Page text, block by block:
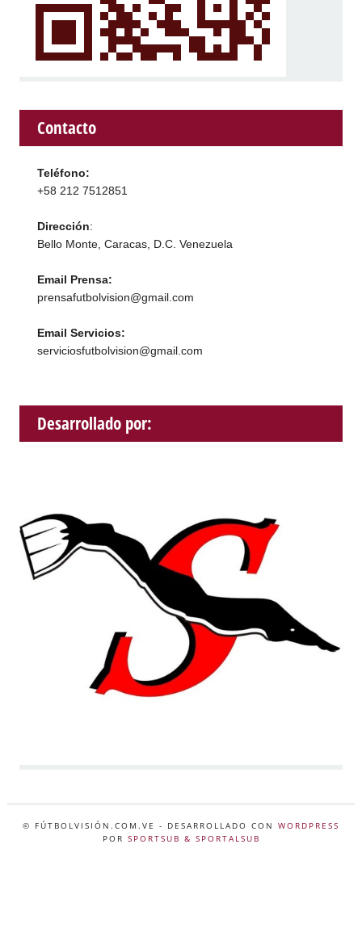
Contacto
Teléfono:
+58 212 7512851
Dirección:
Bello Monte, Caracas, D.C. Venezuela
Email Prensa:
prensafutbolvision@gmail.com
Email Servicios:
serviciosfutbolvision@gmail.com
Desarrollado por:
© FÚTBOLVISIÓN.COM.VE - DESARROLLADO CON WORDPRESS
POR SPORTSUB & SPORTALSUB